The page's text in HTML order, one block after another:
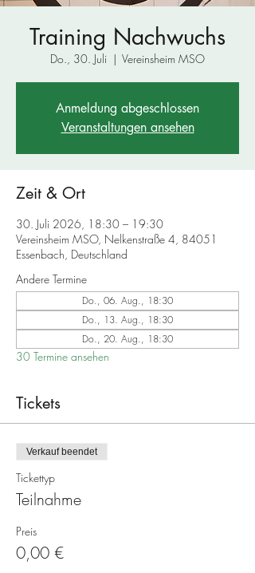
Training Nachwuchs
Do., 30. Juli
  |
Vereinsheim MSO
Anmeldung abgeschlossen
Veranstaltungen ansehen
Zeit & Ort
30. Juli 2026, 18:30 – 19:30
Vereinsheim MSO, Nelkenstraße 4, 84051
Essenbach, Deutschland
Andere Termine
Do., 06. Aug., 18:30
Do., 13. Aug., 18:30
Do., 20. Aug., 18:30
30 Termine ansehen
Tickets
Verkauf beendet
Tickettyp
Teilnahme
Preis
0,00 €